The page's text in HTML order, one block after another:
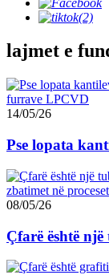
lajmet e
14/05/26
Pse lopata
08/05/26
Çfarë është